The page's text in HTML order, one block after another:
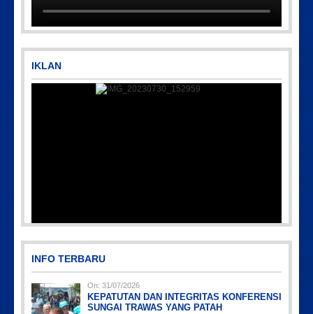
IKLAN
IMG_20230730_152959
INFO TERBARU
On: 31/07/2026
KEPATUTAN DAN INTEGRITAS KONFERENSI
SUNGAI TRAWAS YANG PATAH